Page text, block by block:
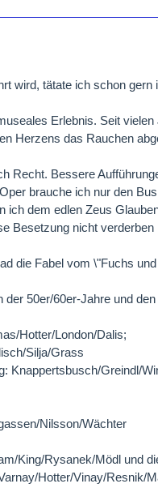
wird, tätate ich schon
Erlebnis. Seit
Herzens das Rauchen
Recht. Bessere
brauche ich nur den
ich dem edlen Zeus
Besetzung nicht
die Fabel vom \"Fuchs
der 50er/60er-Jahre und
Hotter/London/Dalis;
Silja/Grass
Knappertsbusch/Greindl/
Nilsson/Wächter
King/Rysanek/Mödl und
Hotter/Vinay/Resnik/